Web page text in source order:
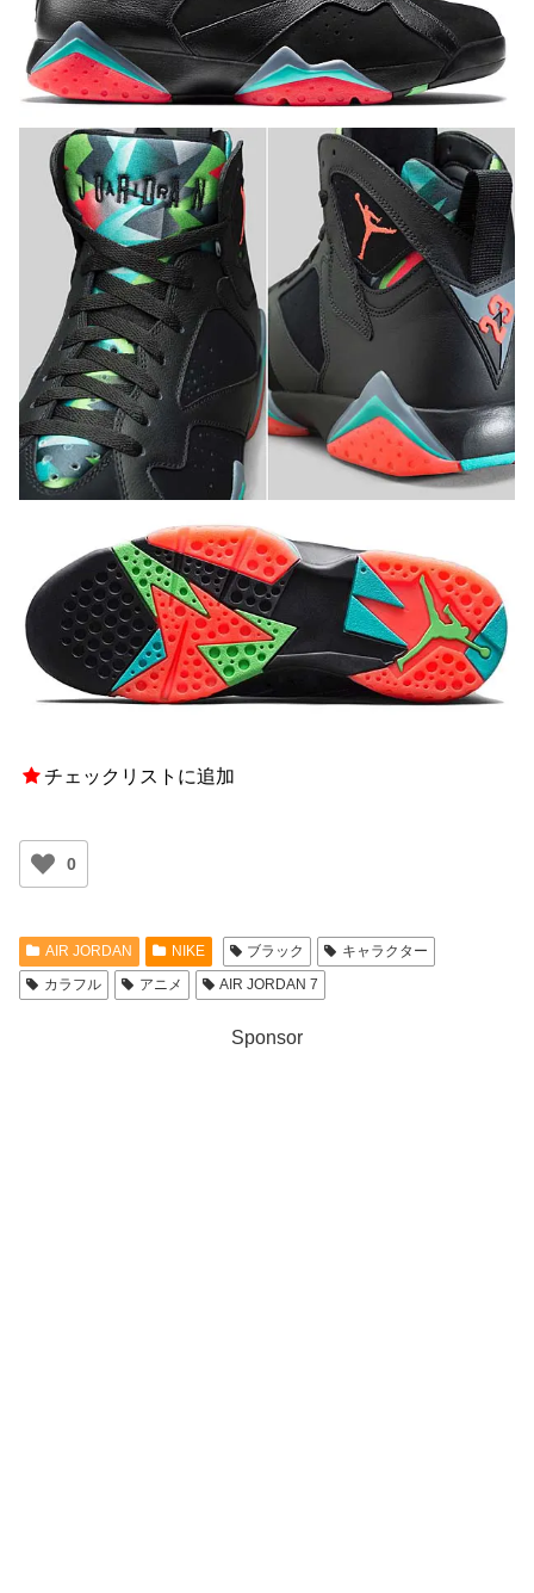
チェックリストに追加
0
AIR JORDAN NIKE ブラック
キャラクター
カラフル
アニメ AIR JORDAN 7
Sponsor